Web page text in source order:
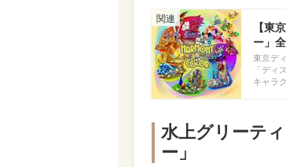
【東
ー」
東京デ
「ディ
キャラ
水上グリーテ
ー」